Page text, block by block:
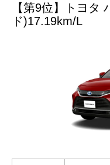
【第9位】トヨタ
ド)17.19km/L